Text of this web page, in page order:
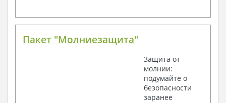
Пакет "Молниезащита"
Защита от
молнии:
подумайте о
безопасности
заранее